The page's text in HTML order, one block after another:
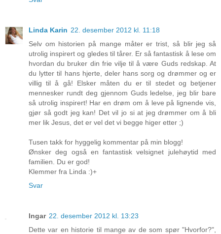
Linda Karin 22. desember 2012 kl. 11:18
Selv om historien på mange måter er trist, så blir jeg så
utrolig inspirert og gledes til tårer. Er så fantastisk å lese om
hvordan du bruker din frie vilje til å være Guds redskap. At
du lytter til hans hjerte, deler hans sorg og drømmer og er
villig til å gå! Elsker måten du er til stedet og betjener
mennesker rundt deg gjennom Guds ledelse, jeg blir bare
så utrolig inspirert! Har en drøm om å leve på lignende vis,
gjør så godt jeg kan! Det vil jo si at jeg drømmer om å bli
mer lik Jesus, det er vel det vi begge higer etter ;)
Tusen takk for hyggelig kommentar på min blogg!
Ønsker deg også en fantastisk velsignet julehøytid med
familien. Du er god!
Klemmer fra Linda :)+
Svar
Ingar 22. desember 2012 kl. 13:23
Dette var en historie til mange av de som spør "Hvorfor?",